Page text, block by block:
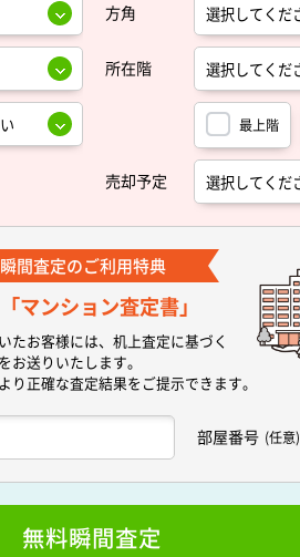
方角
所在階
最上階
売却予定
間査定のご利用特典
「マンション査定書」
たお客様には、机上査定に基づく
をお送りいたします。
り正確な査定結果をご提示できます。
部屋番号 (任意)
無料瞬間査定